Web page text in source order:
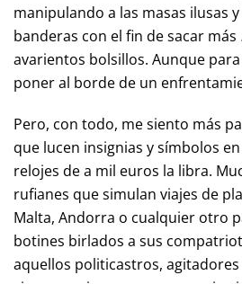
manipulando a las masas ilusas
banderas con el fin de sacar más
avarientos bolsillos. Aunque
poner al borde de un
Pero, con todo, me siento más
que lucen insignias y símbolos
relojes de a mil euros la libra.
rufianes que simulan viajes de
Malta, Andorra o cualquier otro
botines birlados a sus
aquellos politicastros,